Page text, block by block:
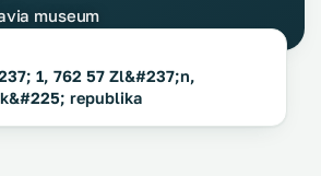
museum
1, 762 57 Zl&#237;n,
republika